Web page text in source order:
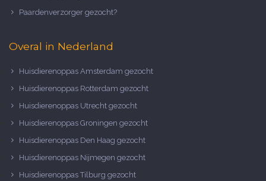
Paardenverzorger gezocht?
Overal in Nederland
Huisdierenoppas Amsterdam gezocht
Huisdierenoppas Rotterdam gezocht
Huisdierenoppas Utrecht gezocht
Huisdierenoppas Groningen gezocht
Huisdierenoppas Den Haag gezocht
Huisdierenoppas Nijmegen gezocht
Huisdierenoppas Tilburg gezocht